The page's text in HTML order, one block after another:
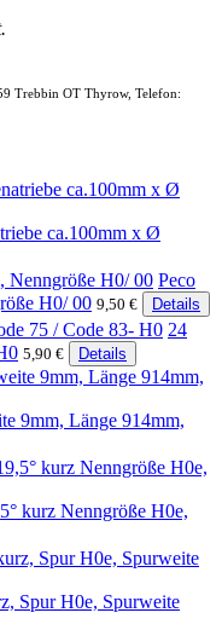
Trebbin OT Thyrow, Telefon:
ca.100mm x Ø
Peco
H0/ 00 9,50 € Details
24
5,90 € Details
9mm, Länge 914mm,
kurz Nenngröße H0e,
Spur H0e, Spurweite